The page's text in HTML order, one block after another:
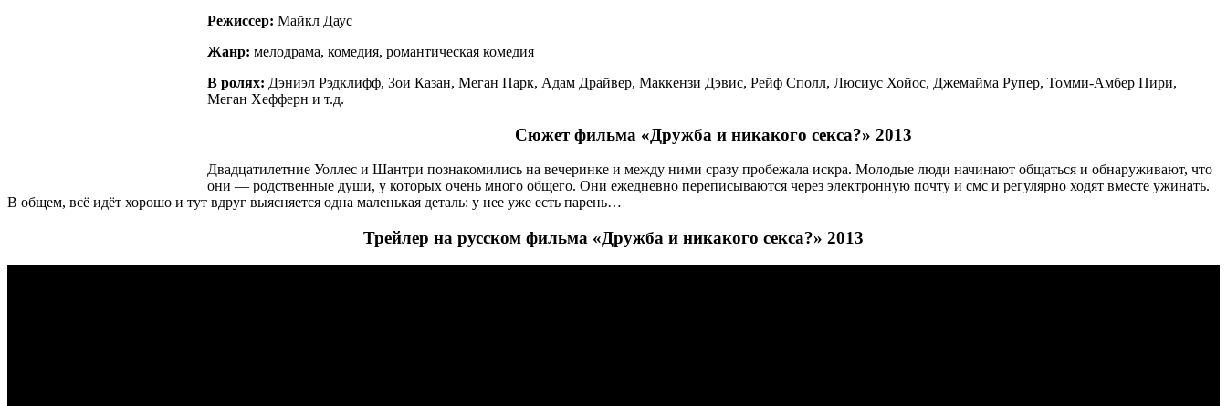
Режиссер: Майкл Даус
Жанр: мелодрама, комедия, романтическая комедия
В ролях: Дэниэл Рэдклифф, Зои Казан, Меган Парк, Адам Драйвер, Маккензи Дэвис, Рейф Сполл, Люсиус Хойос, Джемайма Рупер, Томми-Амбер Пири,
Меган Хефферн и т.д.
Сюжет фильма «Дружба и никакого секса?» 2013
Двадцатилетние Уоллес и Шантри познакомились на вечеринке и между ними сразу пробежала искра. Молодые люди начинают общаться и обнаруживают, что
они — родственные души, у которых очень много общего. Они ежедневно переписываются через электронную почту и смс и регулярно ходят вместе ужинать.
В общем, всё идёт хорошо и тут вдруг выясняется одна маленькая деталь: у нее уже есть парень…
Трейлер на русском фильма «Дружба и никакого секса?» 2013